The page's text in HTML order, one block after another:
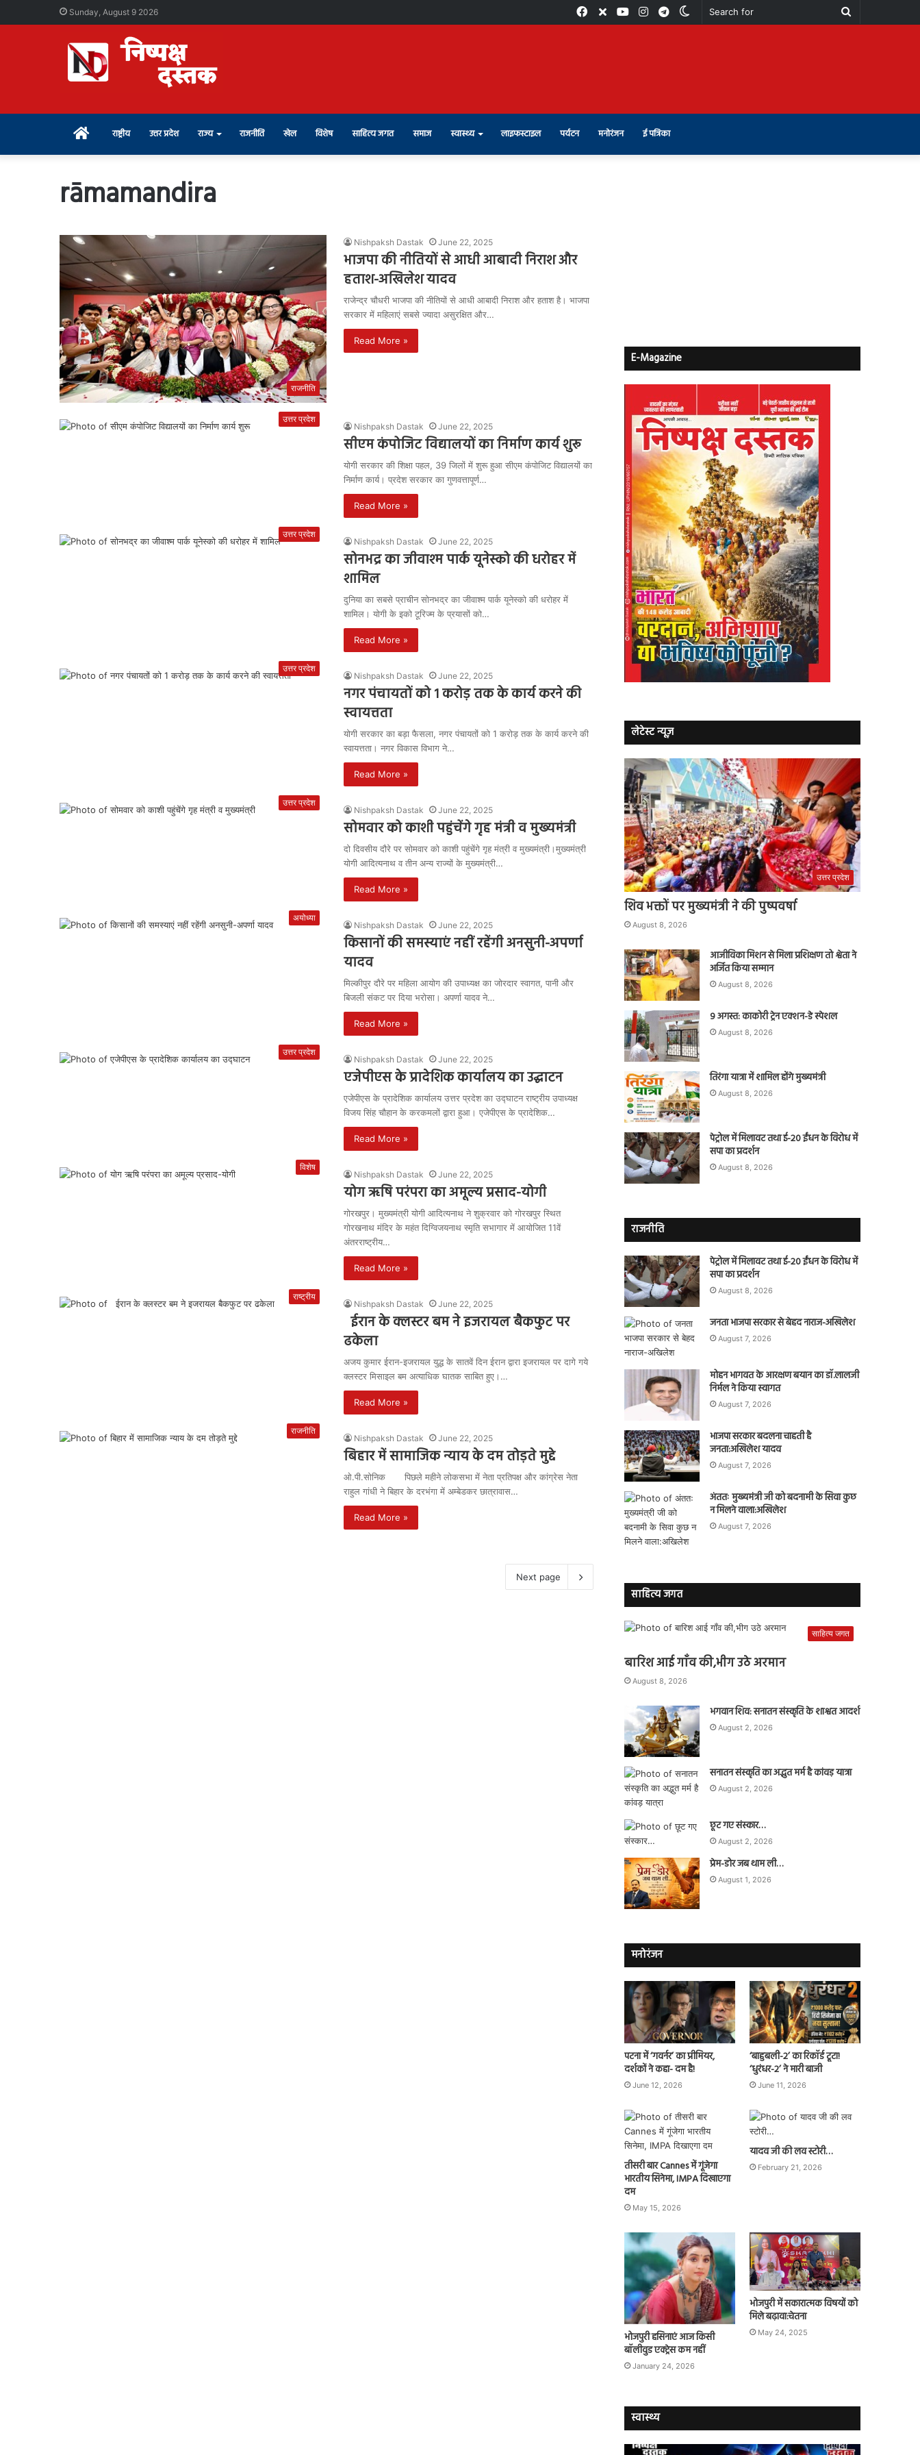
Sunday, August 9 2026
Search
Switch
Telegram
Instagram
Youtube
X
Facebook
Home राष्ट्रीय उत्तर प्रदेश राज्य राजनीति खेल विशेष साहित्य जगत समाज स्वास्थ्य लाइफस्टाइल पर्यटन मनोरंजन ई पत्रिका
rāmamandira
राजनीति
Nishpaksh Dastak June 22, 2025
भाजपा की नीतियों से आधी आबादी निराश और
हताश-अखिलेश यादव
राजेन्द्र चौधरी भाजपा की नीतियों से आधी आबादी निराश और हताश है। भाजपा
सरकार में महिलाएं सबसे ज्यादा असुरक्षित और…
Read More »
उत्तर प्रदेश
Nishpaksh Dastak June 22, 2025
सीएम कंपोजिट विद्यालयों का निर्माण कार्य शुरू
योगी सरकार की शिक्षा पहल, 39 जिलों में शुरू हुआ सीएम कंपोजिट विद्यालयों का
निर्माण कार्य। प्रदेश सरकार का गुणवत्तापूर्ण…
Read More »
उत्तर प्रदेश
Nishpaksh Dastak June 22, 2025
सोनभद्र का जीवाश्म पार्क यूनेस्को की धरोहर में
शामिल
दुनिया का सबसे प्राचीन सोनभद्र का जीवाश्म पार्क यूनेस्को की धरोहर में
शामिल। योगी के इको टूरिज्म के प्रयासों को…
Read More »
उत्तर प्रदेश
Nishpaksh Dastak June 22, 2025
नगर पंचायतों को 1 करोड़ तक के कार्य करने की
स्वायत्तता
योगी सरकार का बड़ा फैसला, नगर पंचायतों को 1 करोड़ तक के कार्य करने की
स्वायत्तता। नगर विकास विभाग ने…
Read More »
उत्तर प्रदेश
Nishpaksh Dastak June 22, 2025
सोमवार को काशी पहुंचेंगे गृह मंत्री व मुख्यमंत्री
दो दिवसीय दौरे पर सोमवार को काशी पहुंचेंगे गृह मंत्री व मुख्यमंत्री।मुख्यमंत्री
योगी आदित्यनाथ व तीन अन्य राज्यों के मुख्यमंत्री…
Read More »
अयोध्या
Nishpaksh Dastak June 22, 2025
किसानों की समस्याएं नहीं रहेंगी अनसुनी-अपर्णा
यादव
मिल्कीपुर दौरे पर महिला आयोग की उपाध्यक्ष का जोरदार स्वागत, पानी और
बिजली संकट पर दिया भरोसा। अपर्णा यादव ने…
Read More »
उत्तर प्रदेश
Nishpaksh Dastak June 22, 2025
एजेपीएस के प्रादेशिक कार्यालय का उद्घाटन
एजेपीएस के प्रादेशिक कार्यालय उत्तर प्रदेश का उद्घाटन राष्ट्रीय उपाध्यक्ष
विजय सिंह चौहान के करकमलों द्वारा हुआ। एजेपीएस के प्रादेशिक…
Read More »
विशेष
Nishpaksh Dastak June 22, 2025
योग ऋषि परंपरा का अमूल्य प्रसाद-योगी
गोरखपुर। मुख्यमंत्री योगी आदित्यनाथ ने शुक्रवार को गोरखपुर स्थित
गोरखनाथ मंदिर के महंत दिग्विजयनाथ स्मृति सभागार में आयोजित 11वें
अंतरराष्ट्रीय…
Read More »
राष्ट्रीय
Nishpaksh Dastak June 22, 2025
ईरान के क्लस्टर बम ने इजरायल बैकफुट पर
ढकेला
अजय कुमार ईरान-इजरायल युद्ध के सातवें दिन ईरान द्वारा इजरायल पर दागे गये
क्लस्टर मिसाइल बम अत्याधिक घातक साबित हुए।…
Read More »
राजनीति
Nishpaksh Dastak June 22, 2025
बिहार में सामाजिक न्याय के दम तोड़ते मुद्दे
ओ.पी.सोनिक पिछले महीने लोकसभा में नेता प्रतिपक्ष और कांग्रेस नेता
राहुल गांधी ने बिहार के दरभंगा में अम्बेडकर छात्रावास…
Read More »
Next page
E-Magazine
लेटेस्ट न्यूज़
उत्तर प्रदेश
शिव भक्तों पर मुख्यमंत्री ने की पुष्पवर्षा
August 8, 2026
आजीविका मिशन से मिला प्रशिक्षण तो श्वेता ने
अर्जित किया सम्मान
August 8, 2026
9 अगस्त: काकोरी ट्रेन एक्शन-डे स्पेशल
August 8, 2026
तिरंगा यात्रा में शामिल होंगे मुख्यमंत्री
August 8, 2026
पेट्रोल में मिलावट तथा ई-20 ईंधन के विरोध में
सपा का प्रदर्शन
August 8, 2026
राजनीति
पेट्रोल में मिलावट तथा ई-20 ईंधन के विरोध में
सपा का प्रदर्शन
August 8, 2026
जनता भाजपा सरकार से बेहद नाराज-अखिलेश
August 7, 2026
मोहन भागवत के आरक्षण बयान का डॉ.लालजी
निर्मल ने किया स्वागत
August 7, 2026
भाजपा सरकार बदलना चाहती है
जनता:अखिलेश यादव
August 7, 2026
अंततः मुख्यमंत्री जी को बदनामी के सिवा कुछ
न मिलने वाला:अखिलेश
August 7, 2026
साहित्य जगत
साहित्य जगत
बारिश आई गाँव की,भीग उठे अरमान
August 8, 2026
भगवान शिव: सनातन संस्कृति के शाश्वत आदर्श
August 2, 2026
सनातन संस्कृति का अद्भुत मर्म है कांवड़ यात्रा
August 2, 2026
छूट गए संस्कार…
August 2, 2026
प्रेम-डोर जब थाम ली…
August 1, 2026
मनोरंजन
पटना में ‘गवर्नर’ का प्रीमियर,
दर्शकों ने कहा- दम है!
June 12, 2026
‘बाहुबली-2’ का रिकॉर्ड टूटा!
‘धुरंधर-2’ ने मारी बाजी
June 11, 2026
तीसरी बार Cannes में गूंजेगा
भारतीय सिनेमा, IMPA दिखाएगा
दम
May 15, 2026
यादव जी की लव स्टोरी…
February 21, 2026
भोजपुरी हसिनाएं आज किसी
बॉलीवुड एक्ट्रेस कम नहीं
January 24, 2026
भोजपुरी में सकारात्मक विषयों को
मिले बढ़ावा:चेतना
May 24, 2025
स्वास्थ्य